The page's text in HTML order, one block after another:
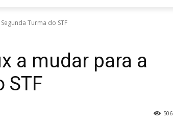
Turma do STF
a mudar para a
STF
506